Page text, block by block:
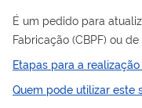
É um pedido para
Fabricação (CBPF) ou
(CBPDA) de empresas
ou comerciais de
Etapas para a
Quem pode utilizar este